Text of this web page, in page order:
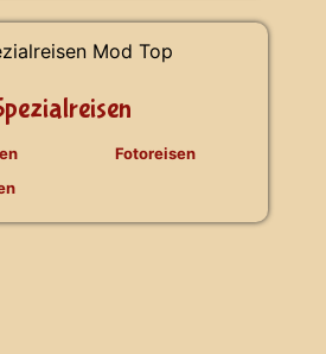
Fotoreisen